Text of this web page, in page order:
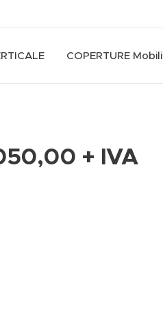
COPERTURE Mobili
+ IVA